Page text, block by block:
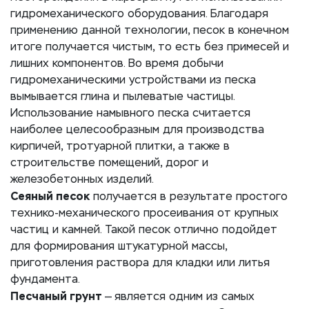
гидромеханического оборудования. Благодаря
применению данной технологии, песок в конечном
итоге получается чистым, то есть без примесей и
лишних компонентов. Во время добычи
гидромеханическими устройствами из песка
вымывается глина и пылеватые частицы.
Использование намывного песка считается
наиболее целесообразным для производства
кирпичей, тротуарной плитки, а также в
строительстве помещений, дорог и
железобетонных изделий.
Сеяный песокполучается в результате простого
технико-механического просеивания от крупных
частиц и камней. Такой песок отлично подойдет
для формирования штукатурной массы,
приготовления раствора для кладки или литья
фундамента.
Песчаный грунт — является одним из самых